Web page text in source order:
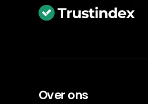
Over ons